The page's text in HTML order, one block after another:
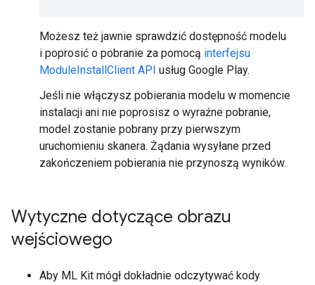
Możesz też jawnie sprawdzić dostępność modelu
i poprosić o pobranie za pomocą interfejsu
ModuleInstallClient API usług Google Play.
Jeśli nie włączysz pobierania modelu w momencie
instalacji ani nie poprosisz o wyraźne pobranie,
model zostanie pobrany przy pierwszym
uruchomieniu skanera. Żądania wysyłane przed
zakończeniem pobierania nie przynoszą wyników.
Wytyczne dotyczące obrazu
wejściowego
Aby ML Kit mógł dokładnie odczytywać kody